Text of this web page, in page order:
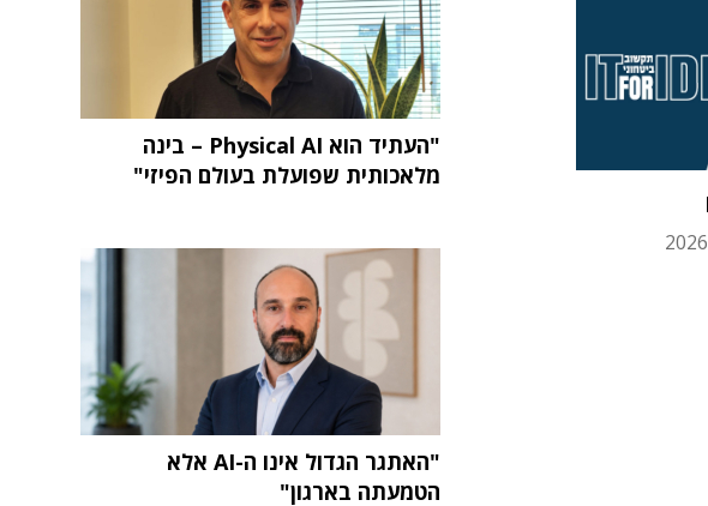
"העתיד הוא Physical AI – בינה
מלאכותית שפועלת בעולם הפיזי"
"האתגר הגדול אינו ה-AI אלא
הטמעתה בארגון"